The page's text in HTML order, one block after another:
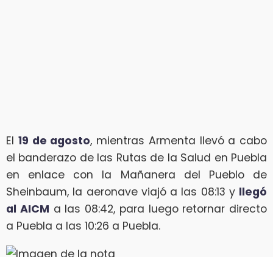
El 19 de agosto, mientras Armenta llevó a cabo
el banderazo de las Rutas de la Salud en Puebla
en enlace con la Mañanera del Pueblo de
Sheinbaum, la aeronave viajó a las 08:13 y llegó
al AICM a las 08:42, para luego retornar directo
a Puebla a las 10:26 a Puebla.